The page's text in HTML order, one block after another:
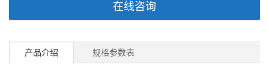
在线咨询
产品介绍 规格参数表